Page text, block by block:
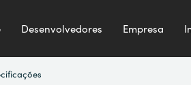
Desenvolvedores Empresa